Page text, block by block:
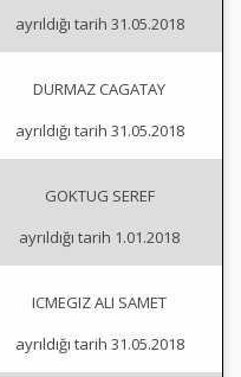
ayrıldığı tarih 31.05.2018
DURMAZ CAGATAY
ayrıldığı tarih 31.05.2018
GOKTUG SEREF
ayrıldığı tarih 1.01.2018
ICMEGIZ ALI SAMET
ayrıldığı tarih 31.05.2018